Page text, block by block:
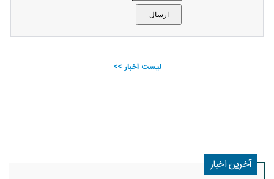
لیست اخبار >>
آخرین اخبار